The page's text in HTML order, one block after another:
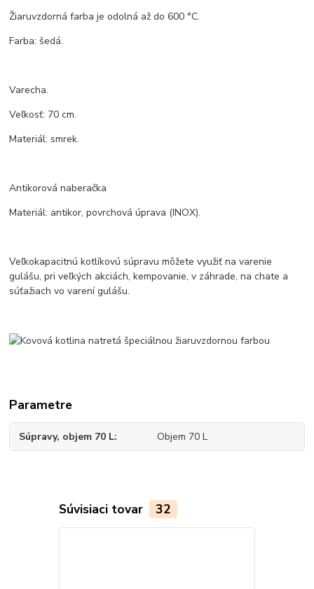
Žiaruvzdorná farba je odolná až do 600 °C.
Farba: šedá.
Varecha.
Veľkosť: 70 cm.
Materiál: smrek.
Antikorová naberačka
Materiál: antikor, povrchová úprava (INOX).
Veľkokapacitnú kotlíkovú súpravu môžete využiť na varenie
gulášu, pri veľkých akciách, kempovanie, v záhrade, na chate a
súťažiach vo varení gulášu.
Parametre
Súpravy, objem 70 L Objem 70 L
Súvisiaci tovar 32